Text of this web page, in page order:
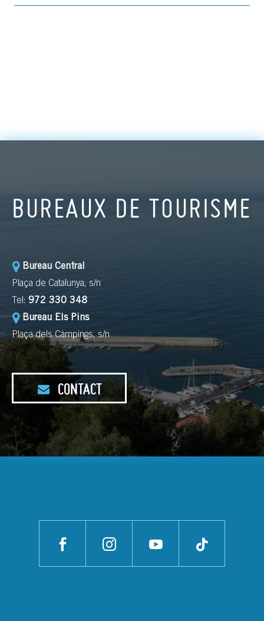
BUREAUX DE TOURISME
Bureau Central
Plaça de Catalunya, s/n
Tel: 972 330 348
Bureau Els Pins
Plaça dels Càmpings, s/n
CONTACT